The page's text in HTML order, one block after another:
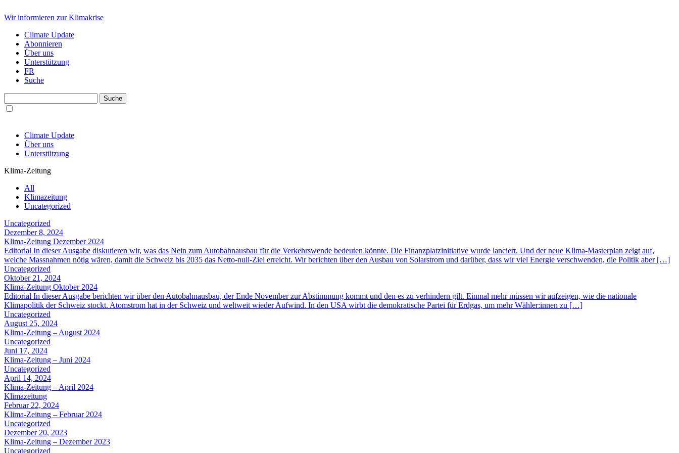
Wir informieren zur Klimakrise
Climate Update
Abonnieren
Über uns
Unterstützung
FR
Suche
Climate Update
Über uns
Unterstützung
Klima-Zeitung
All
Klimazeitung
Uncategorized
Uncategorized
Dezember 8, 2024
Klima-Zeitung Dezember 2024
Editorial In dieser Ausgabe diskutieren wir, was das Nein zum Autobahnausbau für die Verkehrswende bedeuten könnte. Die Finanzplatzinitiative wurde lanciert. Und der neue Klima-Masterplan zeigt auf,
welche Massnahmen nötig wären, damit die Schweiz bis 2035 das Netto-null-Ziel erreicht. Wir berichten über den Ausbau von Solarstrom und darüber, dass wir viel Energie verschwenden, die Politik aber […]
Uncategorized
Oktober 21, 2024
Klima-Zeitung Oktober 2024
Editorial In dieser Ausgabe berichten wir über den Autobahnausbau, der Ende November zur Abstimmung kommt und den es zu verhindern gilt. Einmal mehr müssen wir aufzeigen, wie die nationale
Klimapolitik der Schweiz stockt. Atomstrom hat in der Schweiz und weltweit wieder Aufwind. In den USA wirbt die demokratische Partei für Erdgas, um mehr Wähler:innen zu […]
Uncategorized
August 25, 2024
Klima-Zeitung – August 2024
Uncategorized
Juni 17, 2024
Klima-Zeitung – Juni 2024
Uncategorized
April 14, 2024
Klima-Zeitung – April 2024
Klimazeitung
Februar 22, 2024
Klima-Zeitung – Februar 2024
Uncategorized
Dezember 20, 2023
Klima-Zeitung – Dezember 2023
Uncategorized